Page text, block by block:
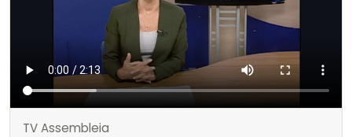
TV Assembleia